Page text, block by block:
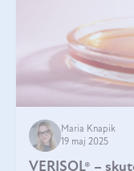
Maria Knapik
19 maj 2025
VERISOL® –